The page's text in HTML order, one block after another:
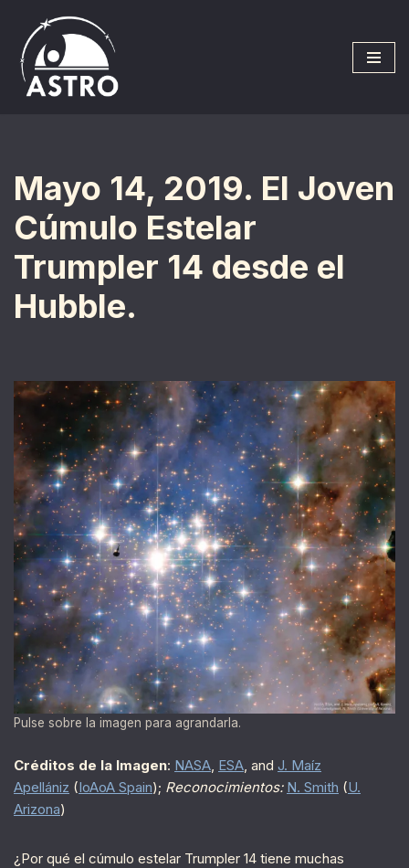
Saltar
al
contenido
Mayo 14, 2019. El Joven
Cúmulo Estelar
Trumpler 14 desde el
Hubble.
Pulse sobre la imagen para agrandarla.
Créditos de la Imagen: NASA ESA , and J. Maíz
Apellániz (IoAoA Spain); Reconocimientos: N. Smith (U.
Arizona)
¿Por qué el cúmulo estelar Trumpler 14 tiene muchas